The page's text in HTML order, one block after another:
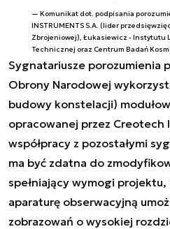
Komunikat dot. podpisania
INSTRUMENTS S.A. (lider
Zbrojeniowej), Łukasiewicz - Instytutu
Technicznej oraz Centrum Badań
Sygnatariusze porozumienia
Obrony Narodowej
budowy konstelacji)
opracowanej przez Creotech
współpracy z pozostałymi
ma być zdatna do
spełniający wymogi
aparaturę obserwacyjną
zobrazowań o wysokiej